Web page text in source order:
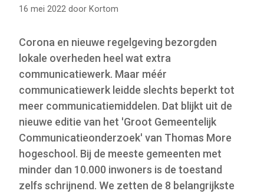
16 mei 2022 door Kortom
Corona en nieuwe regelgeving bezorgden
lokale overheden heel wat extra
communicatiewerk. Maar méér
communicatiewerk leidde slechts beperkt tot
meer communicatiemiddelen. Dat blijkt uit de
nieuwe editie van het 'Groot Gemeentelijk
Communicatieonderzoek' van Thomas More
hogeschool. Bij de meeste gemeenten met
minder dan 10.000 inwoners is de toestand
zelfs schrijnend. We zetten de 8 belangrijkste